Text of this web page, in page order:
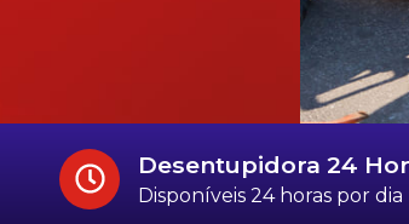
Desentupidora 24
Disponíveis 24 horas por dia